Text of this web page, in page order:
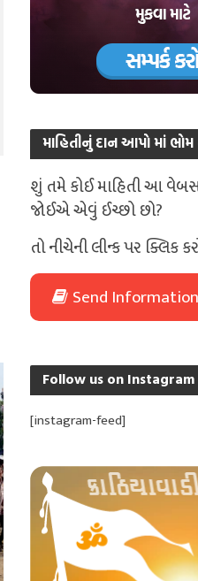
માહિતીનું દાન આપો માં
શું તમે કોઈ માહિતી આ
જોઈએ એવું ઈચ્છો છો?
તો નીચેની લીન્ક પર ક્લિક
Send Information
Follow us on Instagram
[instagram-feed]